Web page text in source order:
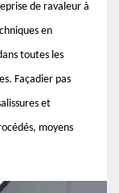
de ravaleur à
en
toutes les
Façadier pas
et
moyens